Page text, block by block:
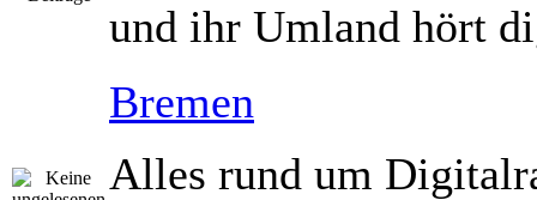
und ihr Umland hört
Bremen
Alles rund um